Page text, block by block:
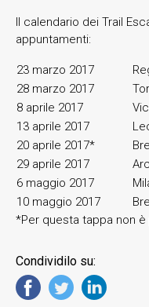
Il calendario dei Trail
appuntamenti:
23 marzo 2017
28 marzo 2017
8 aprile 2017
13 aprile 2017
20 aprile 2017*
29 aprile 2017
6 maggio 2017
10 maggio 2017
*Per questa tappa non è
Condividilo su: